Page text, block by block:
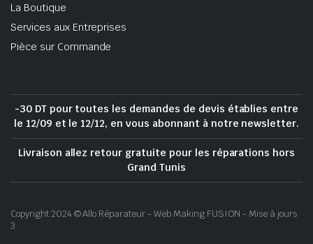
La Boutique
Services aux Entreprises
Pièce sur Commande
-30 DT pour toutes les demandes de devis établies entre
le 12/09 et le 12/12, en vous abonnant à notre newsletter.
Livraison allez retour gratuite pour les réparations hors
Grand Tunis
Copyright 2024 © Allo Réparateur - Web Making FUSION - Mise à jours
3